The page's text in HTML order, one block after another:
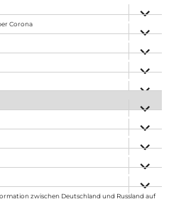
anzeigen
Corona
anzeigen
anzeigen
anzeigen
anzeigen
anzeigen
anzeigen
anzeigen
anzeigen
zwischen Deutschland und Russland auf